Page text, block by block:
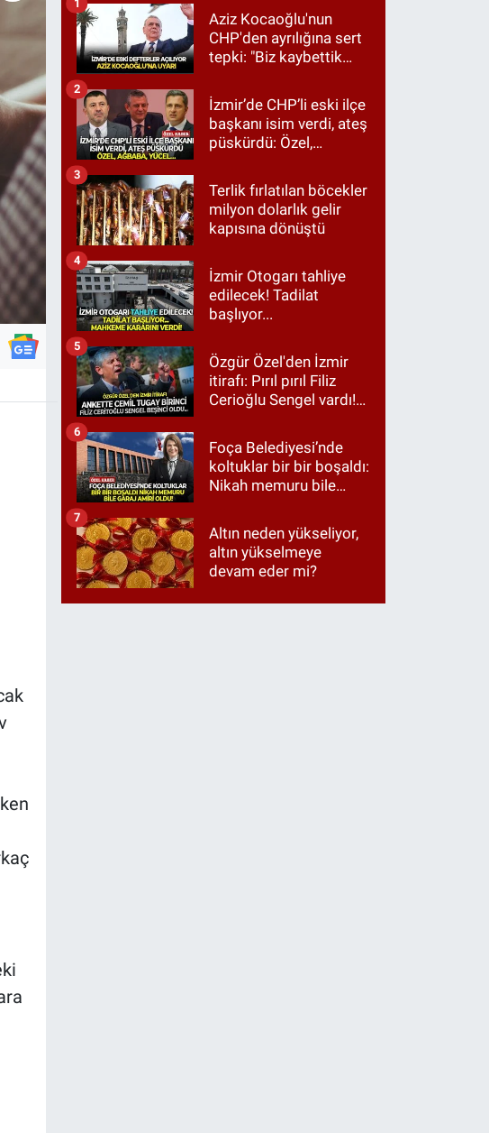
Aziz Kocaoğlu'nun
CHP'den ayrılığına sert
tepki: "Biz kaybettik
etmedik"
1
İzmir’de CHP’li eski ilçe
başkanı isim verdi, ateş
püskürdü: Özel,
2
Terlik fırlatılan böcekler
milyon dolarlık gelir
kapısına dönüştü
3
İzmir Otogarı tahliye
edilecek! Tadilat
başlıyor...
4
Özgür Özel'den İzmir
itirafı: Pırıl pırıl Filiz
Cerioğlu Sengel vardı!
Tugay birinci çıktı
5
Foça Belediyesi’nde
koltuklar bir bir boşaldı:
Nikah memuru bile
6
Altın neden yükseliyor,
altın yükselmeye
devam eder mi?
7